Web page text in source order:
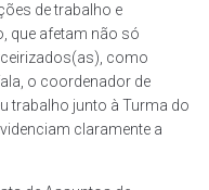
de trabalho e
que afetam não só
como
o coordenador de
trabalho junto à Turma do
claramente a